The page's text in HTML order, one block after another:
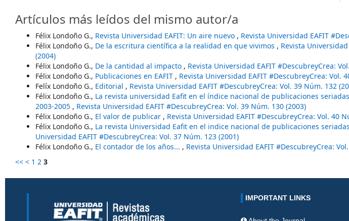
Artículos más leídos del mismo autor/a
Félix Londoño G., Revista Universidad EAFIT: Un aire nuevo , Revista Universidad EAFIT
Félix Londoño G., De la escritura científica a la realidad en que vivimos , Revista
(2004)
Félix Londoño G., De la cantidad al impacto , Revista Universidad EAFIT #DescubreyCrea:
Félix Londoño G., Publicaciones en EAFIT , Revista Universidad EAFIT #DescubreyCrea: Vol.
Felíx Londoño G., Editorial , Revista Universidad EAFIT #DescubreyCrea: Vol. 39 Núm. 132
Félix Londoño G., La revista universidad Eafit en el índice nacional de publicaciones
2003-2005 , Revista Universidad EAFIT #DescubreyCrea: Vol. 39 Núm. 130 (2003)
Félix Londoño G., El valor de publicar , Revista Universidad EAFIT #DescubreyCrea: Vol. 40
Félix Londoño G., La revista Universidad Eafit en el indice nacional de publicaciones
Universidad EAFIT #DescubreyCrea: Vol. 37 Núm. 123 (2001)
Félix Londoño G., El contador de los años... , Revista Universidad EAFIT #DescubreyCrea:
<< < 1 2 3
IMPORTANT LINKS